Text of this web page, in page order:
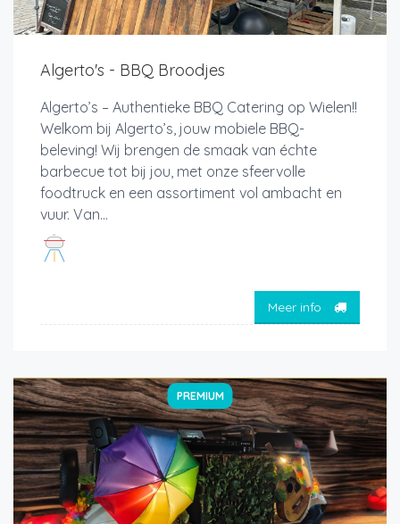
Algerto's - BBQ Broodjes
Algerto’s – Authentieke BBQ Catering op Wielen!!
Welkom bij Algerto’s, jouw mobiele BBQ-
beleving! Wij brengen de smaak van échte
barbecue tot bij jou, met onze sfeervolle
foodtruck en een assortiment vol ambacht en
vuur. Van...
Meer info
PREMIUM